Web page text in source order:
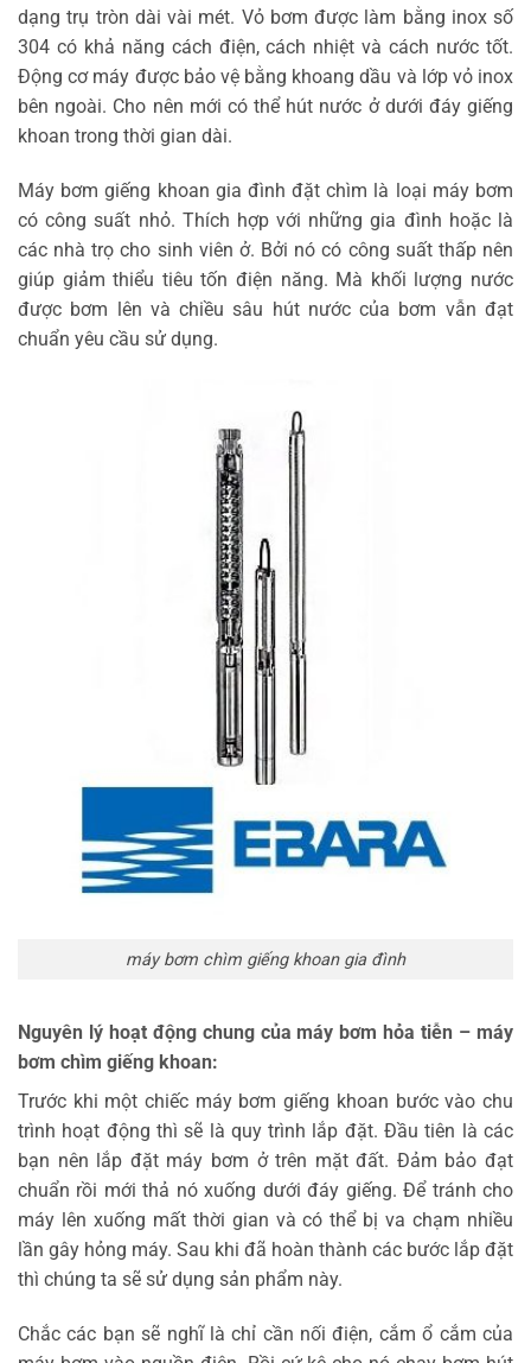
dạng trụ tròn dài vài mét. Vỏ bơm được làm bằng inox số
304 có khả năng cách điện, cách nhiệt và cách nước tốt.
Động cơ máy được bảo vệ bằng khoang dầu và lớp vỏ inox
bên ngoài. Cho nên mới có thể hút nước ở dưới đáy giếng
khoan trong thời gian dài.
Máy bơm giếng khoan gia đình đặt chìm là loại máy bơm
có công suất nhỏ. Thích hợp với những gia đình hoặc là
các nhà trọ cho sinh viên ở. Bởi nó có công suất thấp nên
giúp giảm thiểu tiêu tốn điện năng. Mà khối lượng nước
được bơm lên và chiều sâu hút nước của bơm vẫn đạt
chuẩn yêu cầu sử dụng.
máy bơm chìm giếng khoan gia đình
Nguyên lý hoạt động chung của máy bơm hỏa tiễn – máy
bơm chìm giếng khoan:
Trước khi một chiếc máy bơm giếng khoan bước vào chu
trình hoạt động thì sẽ là quy trình lắp đặt. Đầu tiên là các
bạn nên lắp đặt máy bơm ở trên mặt đất. Đảm bảo đạt
chuẩn rồi mới thả nó xuống dưới đáy giếng. Để tránh cho
máy lên xuống mất thời gian và có thể bị va chạm nhiều
lần gây hỏng máy. Sau khi đã hoàn thành các bước lắp đặt
thì chúng ta sẽ sử dụng sản phẩm này.
Chắc các bạn sẽ nghĩ là chỉ cần nối điện, cắm ổ cắm của